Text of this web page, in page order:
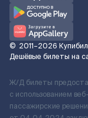
© 2011–2026
Дешёвые билеты на
Ж/Д билеты
с использованием
пассажирские